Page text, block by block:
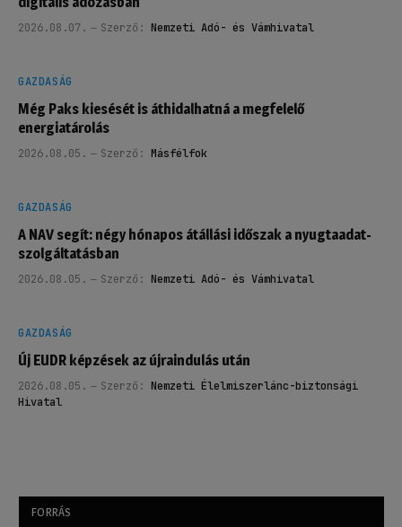
2026.08.07. Szerző: Nemzeti Adó- és Vámhivatal
GAZDASÁG
Még Paks kiesését is áthidalhatná a megfelelő
energiatárolás
2026.08.05. Szerző: Másfélfok
GAZDASÁG
A NAV segít: négy hónapos átállási időszak a nyugtaadat-
szolgáltatásban
2026.08.05. Szerző: Nemzeti Adó- és Vámhivatal
GAZDASÁG
Új EUDR képzések az újraindulás után
2026.08.05. Szerző: Nemzeti Élelmiszerlánc-biztonsági
Hivatal
FORRÁS